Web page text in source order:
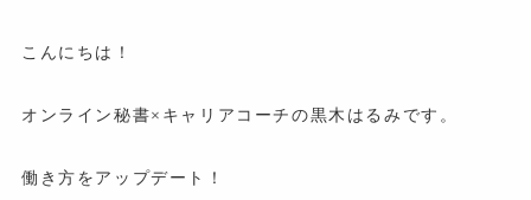
こんにちは！
オンライン秘書×キャリアコーチの黒木はるみです。
働き方をアップデート！